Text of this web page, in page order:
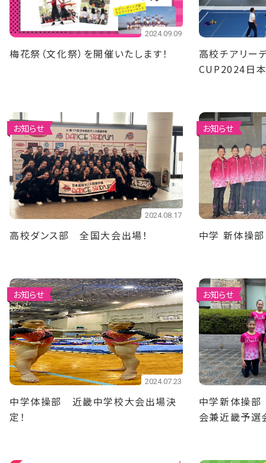
2024.09.09
梅花祭（文化祭）を開催いたします！
高校チアリー
CUP2024日
お知らせ
2024.08.17
高校ダンス部 全国大会出場！
お知らせ
中学 新体操
お知らせ
2024.07.23
中学体操部 近畿中学校大会出場決
定！
お知らせ
中学新体操
会兼近畿予